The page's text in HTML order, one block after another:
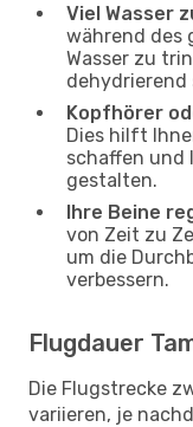
Viel Wasser
während des
Wasser zu
dehydrierend
Kopfhörer
Dies hilft
schaffen und
gestalten.
Ihre Beine
von Zeit zu
um die
verbessern.
Flugdauer
Die Flugstrecke
variieren, je